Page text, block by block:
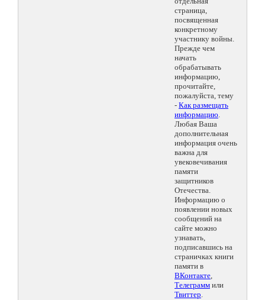
страница,
посвященная
конкретному
участнику войны.
Прежде чем
начать
обрабатывать
информацию,
прочитайте,
пожалуйста, тему
- Как размещать
информацию.
Любая Ваша
дополнительная
информация очень
важна для
увековечивания
памяти
защитников
Отечества.
Информацию о
появлении новых
сообщений на
сайте можно
узнавать,
подписавшись на
страничках книги
памяти в
ВКонтакте,
Телеграмм или
Твиттер.